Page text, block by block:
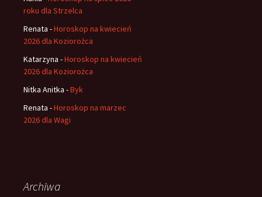
roku dla Strzelca
Renata -Horoskop na kwiecień
2026 dla Koziorożca
Katarzyna -Horoskop na kwiecień
2026 dla Koziorożca
Nitka Anitka -Byk
Renata -Horoskop na marzec
2026 dla Wagi
Archiwa